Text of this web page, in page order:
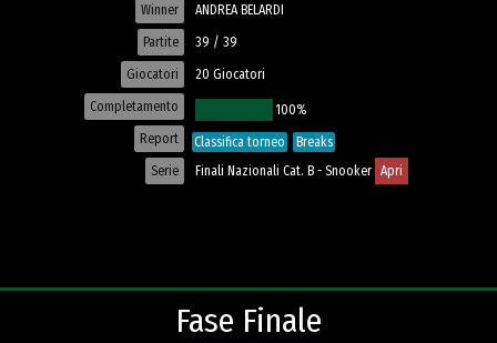
Winner
Partite
Giocatori
Completamento
Report
Serie
ANDREA BELARDI
39 / 39
20 Giocatori
100%
Classifica torneo
Breaks
Finali Nazionali Cat. B - Snooker Apri
Fase Finale